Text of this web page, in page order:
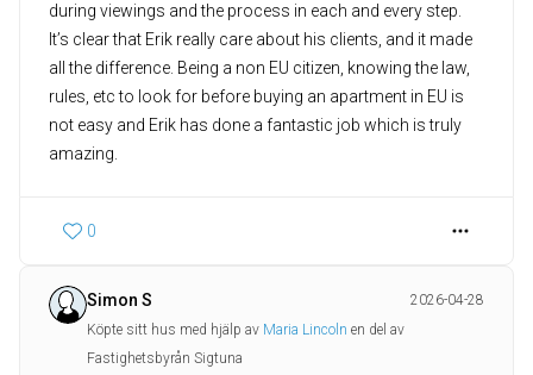
during viewings and the process in each and every step.
It’s clear that Erik really care about his clients, and it made
all the difference. Being a non EU citizen, knowing the law,
rules, etc to look for before buying an apartment in EU is
not easy and Erik has done a fantastic job which is truly
amazing.
0
Simon S
2026-04-28
Köpte sitt hus med hjälp av Maria Lincoln en del av
Fastighetsbyrån Sigtuna